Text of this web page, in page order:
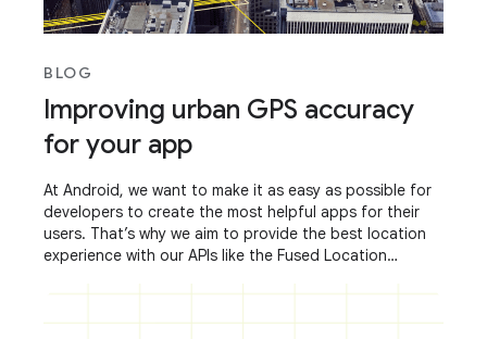
BLOG
Improving urban GPS accuracy
for your app
At Android, we want to make it as easy as possible for
developers to create the most helpful apps for their
users. That’s why we aim to provide the best location
experience with our APIs like the Fused Location